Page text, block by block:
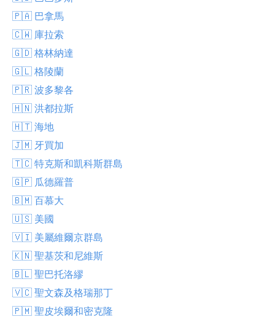
🇵🇦 巴拿馬
🇨🇼 庫拉索
🇬🇩 格林納達
🇬🇱 格陵蘭
🇵🇷 波多黎各
🇭🇳 洪都拉斯
🇭🇹 海地
🇯🇲 牙買加
🇹🇨 特克斯和凱科斯群島
🇬🇵 瓜德羅普
🇧🇲 百慕大
🇺🇸 美國
🇻🇮 美屬維爾京群島
🇰🇳 聖基茨和尼維斯
🇧🇱 聖巴托洛繆
🇻🇨 聖文森及格瑞那丁
🇵🇲 聖皮埃爾和密克隆